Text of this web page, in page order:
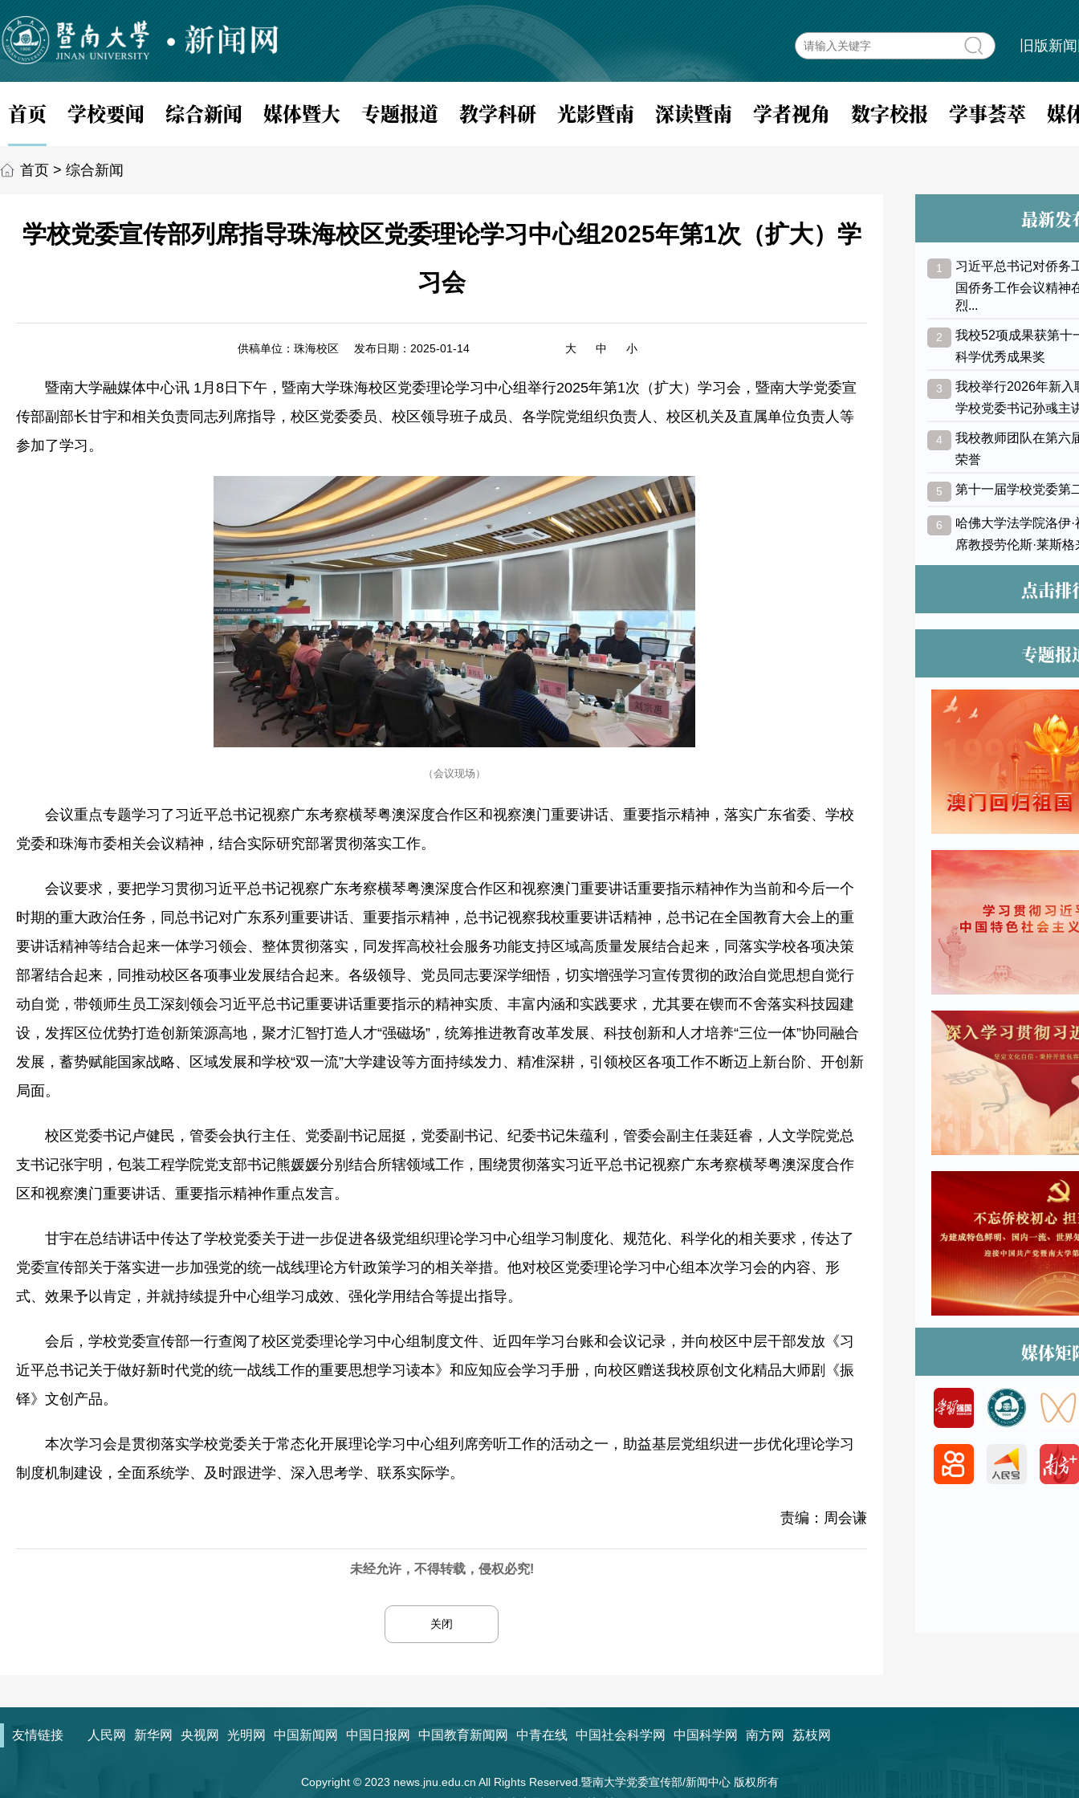
旧版新
首页 学校要闻 综合新闻 媒体暨大 专题报道 教学科研 光影暨南 深读暨南 学者视角 数字校报 学事荟萃 媒
首页 > 综合新闻
学校党委宣传部列席指导珠海校区党委理论学习中心组2025年第1次（扩大）学
习会
供稿单位：珠海校区 发布日期：2025-01-14 大 中 小
暨南大学融媒体中心讯 1月8日下午，暨南大学珠海校区党委理论学习中心组举行2025年第1次（扩大）学习会，暨南大学党委宣
传部副部长甘宇和相关负责同志列席指导，校区党委委员、校区领导班子成员、各学院党组织负责人、校区机关及直属单位负责人等
参加了学习。
（会议现场）
会议重点专题学习了习近平总书记视察广东考察横琴粤澳深度合作区和视察澳门重要讲话、重要指示精神，落实广东省委、学校
党委和珠海市委相关会议精神，结合实际研究部署贯彻落实工作。
会议要求，要把学习贯彻习近平总书记视察广东考察横琴粤澳深度合作区和视察澳门重要讲话重要指示精神作为当前和今后一个
时期的重大政治任务，同总书记对广东系列重要讲话、重要指示精神，总书记视察我校重要讲话精神，总书记在全国教育大会上的重
要讲话精神等结合起来一体学习领会、整体贯彻落实，同发挥高校社会服务功能支持区域高质量发展结合起来，同落实学校各项决策
部署结合起来，同推动校区各项事业发展结合起来。各级领导、党员同志要深学细悟，切实增强学习宣传贯彻的政治自觉思想自觉行
动自觉，带领师生员工深刻领会习近平总书记重要讲话重要指示的精神实质、丰富内涵和实践要求，尤其要在锲而不舍落实科技园建
设，发挥区位优势打造创新策源高地，聚才汇智打造人才“强磁场”，统筹推进教育改革发展、科技创新和人才培养“三位一体”协同融合
发展，蓄势赋能国家战略、区域发展和学校“双一流”大学建设等方面持续发力、精准深耕，引领校区各项工作不断迈上新台阶、开创新
局面。
校区党委书记卢健民，管委会执行主任、党委副书记屈挺，党委副书记、纪委书记朱蕴利，管委会副主任裴廷睿，人文学院党总
支书记张宇明，包装工程学院党支部书记熊媛媛分别结合所辖领域工作，围绕贯彻落实习近平总书记视察广东考察横琴粤澳深度合作
区和视察澳门重要讲话、重要指示精神作重点发言。
甘宇在总结讲话中传达了学校党委关于进一步促进各级党组织理论学习中心组学习制度化、规范化、科学化的相关要求，传达了
党委宣传部关于落实进一步加强党的统一战线理论方针政策学习的相关举措。他对校区党委理论学习中心组本次学习会的内容、形
式、效果予以肯定，并就持续提升中心组学习成效、强化学用结合等提出指导。
会后，学校党委宣传部一行查阅了校区党委理论学习中心组制度文件、近四年学习台账和会议记录，并向校区中层干部发放《习
近平总书记关于做好新时代党的统一战线工作的重要思想学习读本》和应知应会学习手册，向校区赠送我校原创文化精品大师剧《振
铎》文创产品。
本次学习会是贯彻落实学校党委关于常态化开展理论学习中心组列席旁听工作的活动之一，助益基层党组织进一步优化理论学习
制度机制建设，全面系统学、及时跟进学、深入思考学、联系实际学。
责编：周会谦
未经允许，不得转载，侵权必究!
关闭
最新发
1 习近平总书记对侨务
国侨务工作会议精神
烈...
2 我校52项成果获第十
科学优秀成果奖
3 我校举行2026年新入
学校党委书记孙彧主
4 我校教师团队在第六
荣誉
5 第十一届学校党委第
6 哈佛大学法学院洛伊
席教授劳伦斯·莱斯
点击排
专题报
媒体矩
友情链接 人民网 新华网 央视网 光明网 中国新闻网 中国日报网 中国教育新闻网 中青在线 中国社会科学网 中国科学网 南方网 荔枝网
Copyright © 2023 news.jnu.edu.cn All Rights Reserved.暨南大学党委宣传部/新闻中心 版权所有